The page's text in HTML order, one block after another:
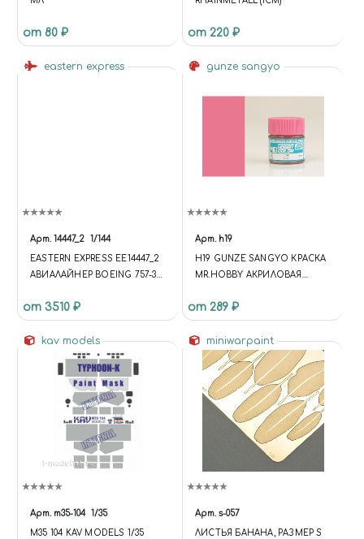
от 80 ₽ от 220 ₽
eastern express
Арт. 14447_2 1/144
EASTERN EXPRESS ЕЕ14447_2
АВИАЛАЙНЕР BOEING 757-300
от 3510 ₽
gunze sangyo
Арт. h19
H19 GUNZE SANGYO КРАСКА
MR.HOBBY АКРИЛОВАЯ
(GLOSS) (РОЗОВАЯ
ГЛЯНЦЕВАЯ)
от 289 ₽
kav models
Арт. m35-104 1/35
M35 104 KAV MODELS 1/35
miniwarpaint
Арт. s-057
ЛИСТЬЯ БАНАНА, РАЗМЕР S